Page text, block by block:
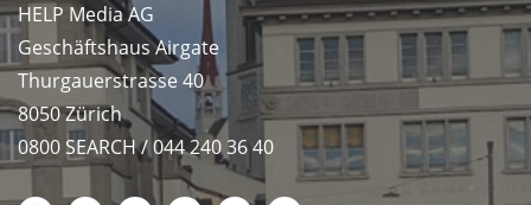
HELP Media AG
Geschäftshaus Airgate
Thurgauerstrasse 40
8050 Zürich
0800 SEARCH / 044 240 36 40